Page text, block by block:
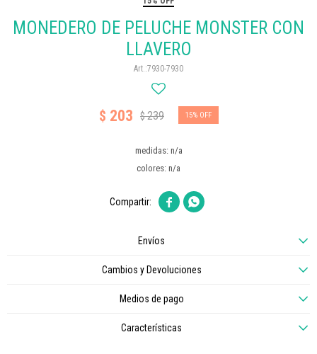
MONEDERO DE PELUCHE MONSTER CON
LLAVERO
7930-7930
$ 203 $239 15
medidas: n/a
colores: n/a
 
Envíos
Cambios y Devoluciones
Medios de pago
Características